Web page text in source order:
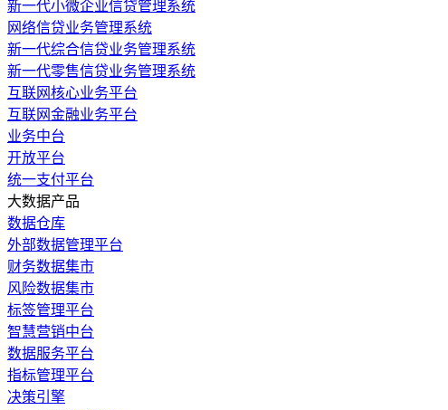
新一代小微企业信贷管理系统
网络信贷业务管理系统
新一代综合信贷业务管理系统
新一代零售信贷业务管理系统
互联网核心业务平台
互联网金融业务平台
业务中台
开放平台
统一支付平台
大数据产品
数据仓库
外部数据管理平台
财务数据集市
风险数据集市
标签管理平台
智慧营销中台
数据服务平台
指标管理平台
决策引擎